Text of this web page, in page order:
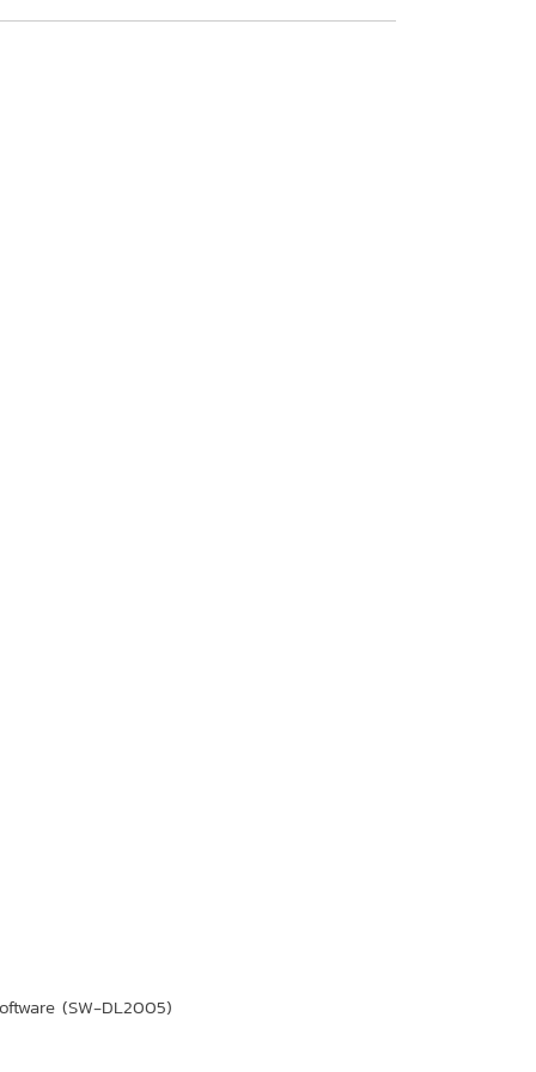
(SW-DL2005)